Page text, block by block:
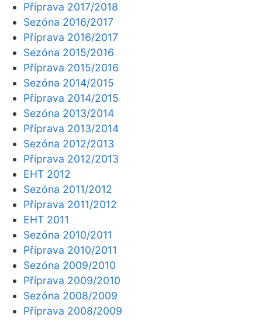
Příprava 2017/2018
Sezóna 2016/2017
Příprava 2016/2017
Sezóna 2015/2016
Příprava 2015/2016
Sezóna 2014/2015
Příprava 2014/2015
Sezóna 2013/2014
Příprava 2013/2014
Sezóna 2012/2013
Příprava 2012/2013
EHT 2012
Sezóna 2011/2012
Příprava 2011/2012
EHT 2011
Sezóna 2010/2011
Příprava 2010/2011
Sezóna 2009/2010
Příprava 2009/2010
Sezóna 2008/2009
Příprava 2008/2009